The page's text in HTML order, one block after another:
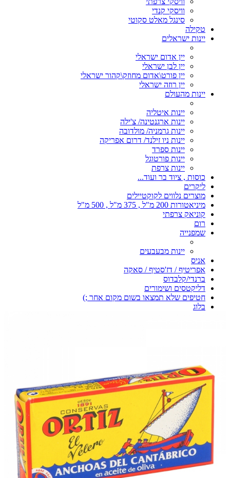
וויסקי קנדי
סינגל מאלט סקוטי
טקילה
יינות ישראלים
יין אדום ישראלי
יין לבן ישראלי
יין פורט\אדום מחוזק\קהור ישראלי
יין רוזה ישראלי
יינות מהעולם
יינות איטליה
יינות ארגנטינה/ צ'ילה
יינות גרמניה/ מולדובה
יינות ניו זילנד/ דרום אפריקה
יינות ספרד
יינות פורטוגל
יינות צרפת
כוסות , ציוד בר ועוד...
ליקרים
מוצרים נלווים לקוקטיילים
מיניאטורות 200 מ"ל , 375 מ"ל , 500 מ"ל
קוניאק צרפתי
רום
שמפנייה
יינות מבעבעים
אניס
אפריטיף / דז'סטיף / סאקה
ברנדי/קלבדוס
דליקטסים ושימורים
חטיפים שלא תמצאו בשום מקום אחר ;)
בלוג